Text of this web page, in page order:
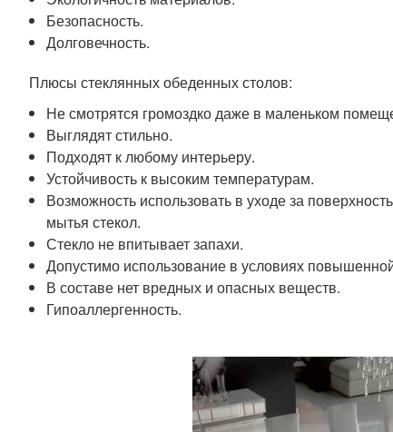
Безопасность.
Долговечность.
Плюсы стеклянных обеденных столов:
Не смотрятся громоздко даже в маленьком
Выглядят стильно.
Подходят к любому интерьеру.
Устойчивость к высоким температурам.
Возможность использовать в уходе за
мытья стекол.
Стекло не впитывает запахи.
Допустимо использование в условиях
В составе нет вредных и опасных веществ.
Гипоаллергенность.